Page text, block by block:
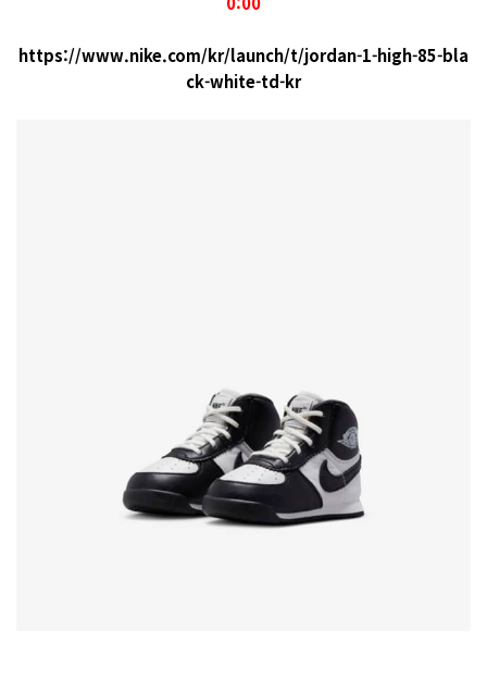
https://www.nike.com/kr/launch/t/jordan-1-high-85-bla
ck-white-td-kr